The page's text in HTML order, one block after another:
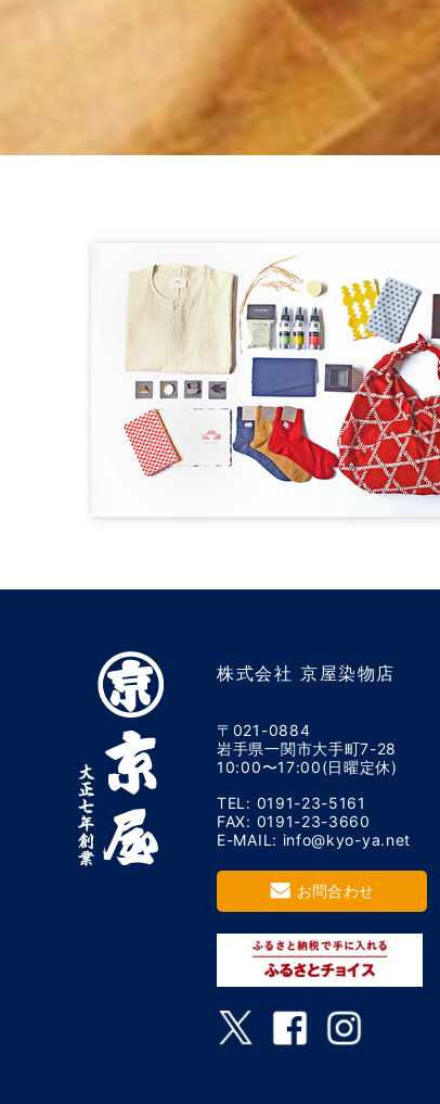
株式会社 京屋染物店
〒021-0884
岩手県一関市大手町7-28
10:00〜17:00(日曜定休)
TEL: 0191-23-5161
FAX: 0191-23-3660
E-MAIL: info@kyo-ya.net
お問合わせ